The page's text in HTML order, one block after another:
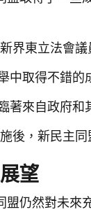
界東立法會
中取得不錯的
著來自政府和
後，新民主
望
盟仍然對未來